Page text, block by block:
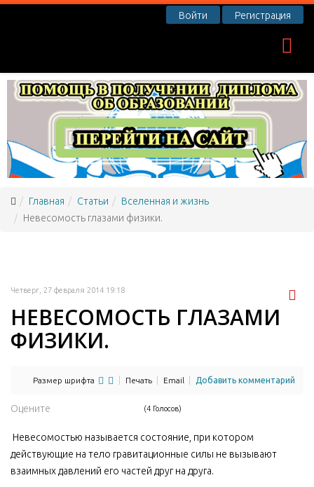
Войти Регистрация
Главная Статьи
Вселенная и жизнь
Невесомость глазами физики.
Четверг, 27 февраля 2014 19:18
НЕВЕСОМОСТЬ ГЛАЗАМИ
ФИЗИКИ.
Размер шрифта Печать Email Добавить комментарий
Оцените (4 Голосов)
Невесомостью называется состояние, при котором
действующие на тело гравитационные силы не вызывают
взаимных давлений его частей друг на друга.